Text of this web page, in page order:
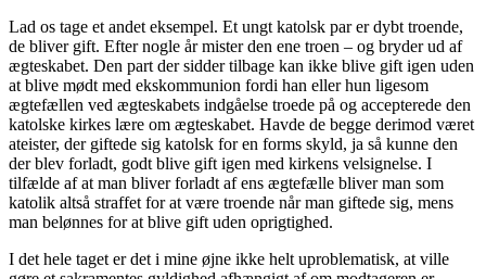
Lad os tage et andet eksempel. Et ungt katolsk par er dybt troende,
de bliver gift. Efter nogle år mister den ene troen – og bryder ud af
ægteskabet. Den part der sidder tilbage kan ikke blive gift igen uden
at blive mødt med ekskommunion fordi han eller hun ligesom
ægtefællen ved ægteskabets indgåelse troede på og accepterede den
katolske kirkes lære om ægteskabet. Havde de begge derimod været
ateister, der giftede sig katolsk for en forms skyld, ja så kunne den
der blev forladt, godt blive gift igen med kirkens velsignelse. I
tilfælde af at man bliver forladt af ens ægtefælle bliver man som
katolik altså straffet for at være troende når man giftede sig, mens
man belønnes for at blive gift uden oprigtighed.
I det hele taget er det i mine øjne ikke helt uproblematisk, at ville